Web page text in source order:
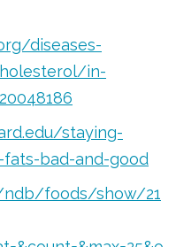
diseases-
in-
staying-
bad-and-good
ndb/foods/show/21